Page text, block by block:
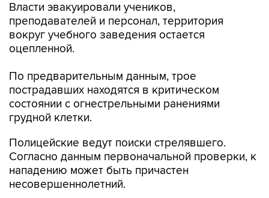
вокруг учебного заведения остается
оцепленной.
По предварительным данным, трое
состоянии с огнестрельными ранениями
грудной клетки.
Полицейские ведут поиски стрелявшего.
нападению может быть причастен
несовершеннолетний.
Таиланд